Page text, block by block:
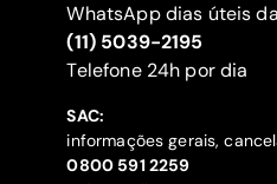
WhatsApp dias úteis
(11) 5039-2195
‍Telefone 24h por dia
SAC:
informações gerais,
‍0800 591 2259